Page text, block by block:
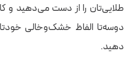
طلایی‌تان را از دست می‌دهید و
دوسه‌تا الفاظ خشک‌وخالی
دهید.